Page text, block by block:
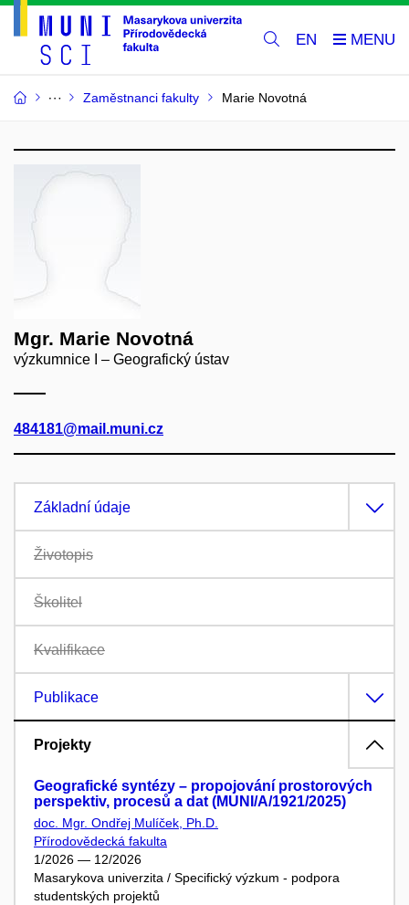
EN
Zaměstnanci fakulty Marie Novotná
Mgr. Marie Novotná
výzkumnice I – Geografický ústav
484181@mail.muni.cz
Základní údaje
Životopis
Školitel
Kvalifikace
Publikace
Projekty
Geografické syntézy – propojování prostorových
perspektiv, procesů a dat (MUNI/A/1921/2025)
doc. Mgr. Ondřej Mulíček, Ph.D.
Přírodovědecká fakulta
1/2026 — 12/2026
Masarykova univerzita / Specifický výzkum - podpora
studentských projektů